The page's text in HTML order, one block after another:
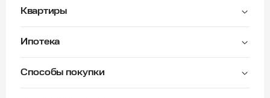
Тверицы
Норские резиденции
Квартиры
Окна на две стороны
Ипотека
Способы покупки